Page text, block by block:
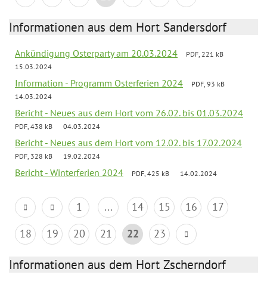
Informationen aus dem Hort Sandersdorf
Ankündigung Osterparty am 20.03.2024
PDF, 221 kB
15.03.2024
Information - Programm Osterferien 2024
PDF, 93 kB
14.03.2024
Bericht - Neues aus dem Hort vom 26.02. bis 01.03.2024
PDF, 438 kB 04.03.2024
Bericht - Neues aus dem Hort vom 12.02. bis 17.02.2024
PDF, 328 kB 19.02.2024
Bericht - Winterferien 2024 PDF, 425 kB 14.02.2024
1 ... 14 15 16
17
18
19 20 21 22 23
Informationen aus dem Hort Zscherndorf